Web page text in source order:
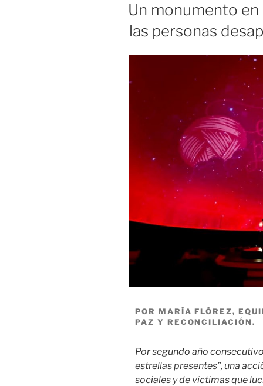
Un monumento
las personas
POR MARÍA FLÓREZ,
PAZ Y RECONCILIACIÓN.
Por segundo año
estrellas presentes”, una
sociales y de víctimas que